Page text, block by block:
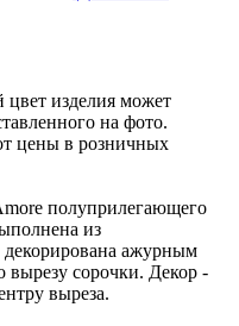
изделия может
на фото.
цены в розничных
полуприлегающего
из
декорирована ажурным
вырезу сорочки. Декор -
выреза.